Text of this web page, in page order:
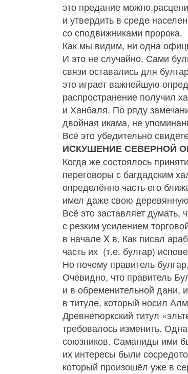
это предание можно
и утвердить в среде
со сподвижниками пророка.
Как мы видим, ни одна
И это не случайно. Сами
связи оставались для
это играет важнейшую
распространение получил
и Ханбаля. По ряду
двойная икама, не
Всё это убедительно
ИСКУШЕНИЕ СЕВЕРНОЙ
Когда же состоялось
переговоры с багдадским
определённо часть его
имел даже свою
Всё это заставляет
с резким усилением
в начале X в. Как писал
часть их (т.е. булгар)
Но почему правитель
Очевидно, что правитель
и в обременительной дани,
в титуле, который носил
Древнетюркский титул
требовалось изменить.
союзников. Саманиды ими
их интересы были
который произошёл уже в